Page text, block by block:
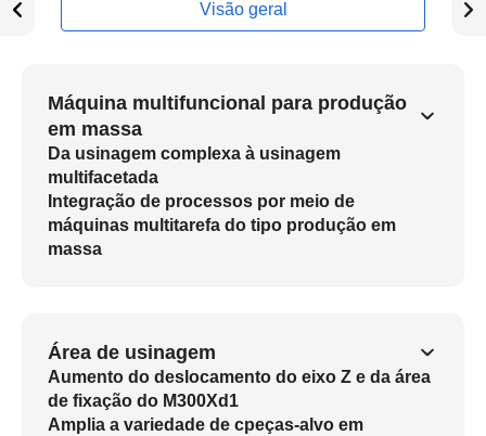
Visão geral
Máquina multifuncional para produção
em massa
Da usinagem complexa à usinagem
multifacetada
Integração de processos por meio de
máquinas multitarefa do tipo produção em
massa
Área de usinagem
Aumento do deslocamento do eixo Z e da área
de fixação do M300Xd1
Amplia a variedade de cpeças-alvo em